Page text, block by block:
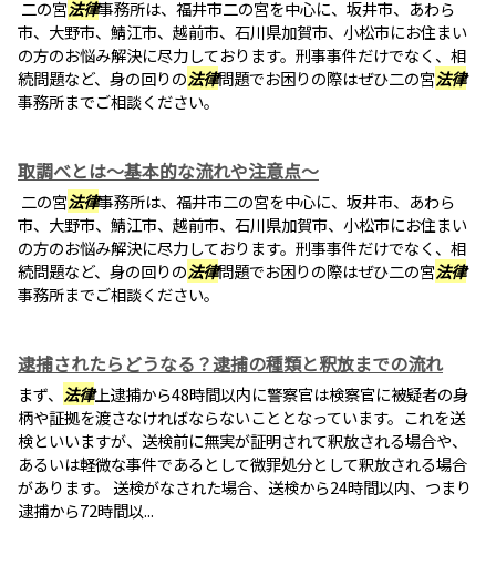
二の宮法律事務所は、福井市二の宮を中心に、坂井市、あわら
市、大野市、鯖江市、越前市、石川県加賀市、小松市にお住まい
の方のお悩み解決に尽力しております。刑事事件だけでなく、相
続問題など、身の回りの法律問題でお困りの際はぜひ二の宮法律
事務所までご相談ください。
取調べとは～基本的な流れや注意点～
二の宮法律事務所は、福井市二の宮を中心に、坂井市、あわら
市、大野市、鯖江市、越前市、石川県加賀市、小松市にお住まい
の方のお悩み解決に尽力しております。刑事事件だけでなく、相
続問題など、身の回りの法律問題でお困りの際はぜひ二の宮法律
事務所までご相談ください。
逮捕されたらどうなる？逮捕の種類と釈放までの流れ
まず、 法律上逮捕から48時間以内に警察官は検察官に被疑者の身
柄や証拠を渡さなければならないこととなっています。これを送
検といいますが、送検前に無実が証明されて釈放される場合や、
あるいは軽微な事件であるとして微罪処分として釈放される場合
があります。 送検がなされた場合、送検から24時間以内、つまり
逮捕から72時間以...